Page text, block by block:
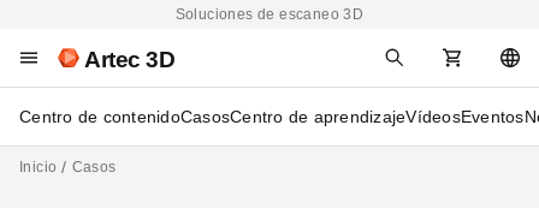
Soluciones de escaneo 3D
Artec 3D
Centro de contenidoCasosCentro de aprendizajeVídeosEventos
Inicio Casos